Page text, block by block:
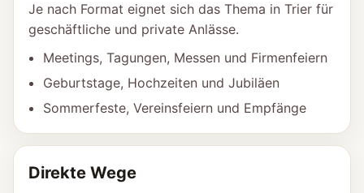
Je nach Format eignet sich das Thema in Trier für
geschäftliche und private Anlässe.
Meetings, Tagungen, Messen und Firmenfeiern
Geburtstage, Hochzeiten und Jubiläen
Sommerfeste, Vereinsfeiern und Empfänge
Direkte Wege